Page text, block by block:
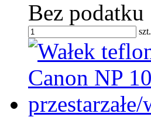
Bez podatku
szt.